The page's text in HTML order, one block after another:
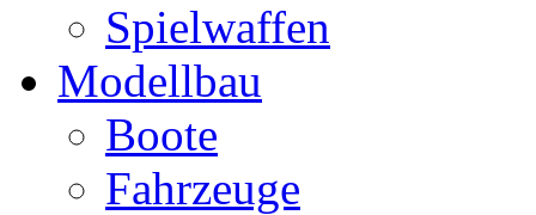
Spielwaffen
Modellbau
Boote
Fahrzeuge